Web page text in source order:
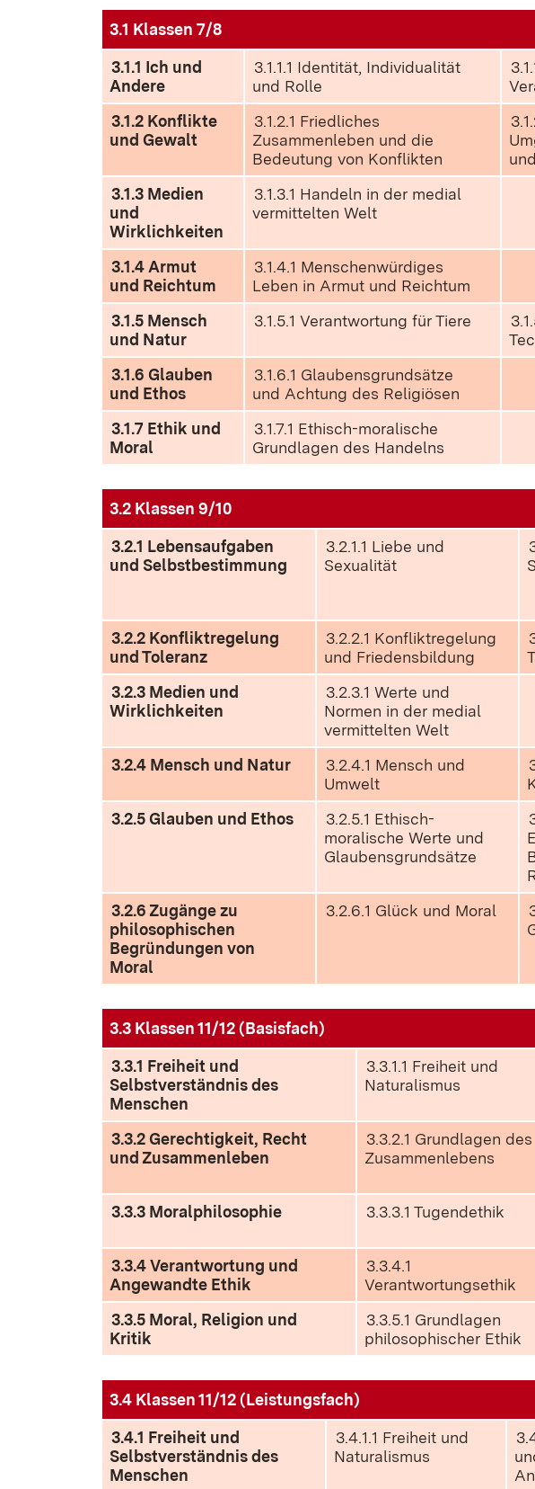
3.1 Klassen 7/8
3.1.1 Ich und
Andere
3.1.1.1 Identität, Individualität
und Rolle
3.1.2 Konflikte
und Gewalt
3.1.2.1 Friedliches
Zusammenleben und die
Bedeutung von Konflikten
3.1.3 Medien
und
Wirklichkeiten
3.1.3.1 Handeln in der medial
vermittelten Welt
3.1.4 Armut
und Reichtum
3.1.4.1 Menschenwürdiges
Leben in Armut und Reichtum
3.1.5 Mensch
und Natur
3.1.5.1 Verantwortung für Tiere
3.1.6 Glauben
und Ethos
3.1.6.1 Glaubensgrundsätze
und Achtung des Religiösen
3.1.7 Ethik und
Moral
3.1.7.1 Ethisch-moralische
Grundlagen des Handelns
3.2 Klassen 9/10
3.2.1 Lebensaufgaben
und Selbstbestimmung
3.2.1.1 Liebe und
Sexualität
3.2.2 Konfliktregelung
und Toleranz
3.2.2.1 Konfliktregelung
und Friedensbildung
3.2.3 Medien und
Wirklichkeiten
3.2.3.1 Werte und
Normen in der medial
vermittelten Welt
3.2.4 Mensch und Natur
3.2.4.1 Mensch und
Umwelt
3.2.5 Glauben und Ethos
3.2.5.1 Ethisch-
moralische Werte und
Glaubensgrundsätze
3.2.6 Zugänge zu
philosophischen
Begründungen von
Moral
3.2.6.1 Glück und Moral
3.3 Klassen 11/12 (Basisfach)
3.3.1 Freiheit und
Selbstverständnis des
Menschen
3.3.1.1 Freiheit und
Naturalismus
3.3.2 Gerechtigkeit, Recht
und Zusammenleben
3.3.2.1 Grundlagen des
Zusammenlebens
3.3.3 Moralphilosophie
3.3.3.1 Tugendethik
3.3.4 Verantwortung und
Angewandte Ethik
3.3.4.1
Verantwortungsethik
3.3.5 Moral, Religion und
Kritik
3.3.5.1 Grundlagen
philosophischer Ethik
3.4 Klassen 11/12 (Leistungsfach)
3.4.1 Freiheit und
Selbstverständnis des
Menschen
3.4.1.1 Freiheit und
Naturalismus